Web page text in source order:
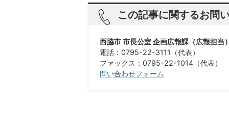
この記事に関するお問
西脇市 市長公室 企画広報課（広報担当）
電話：0795-22-3111（代表）
ファックス：0795-22-1014（代表）
問い合わせフォーム